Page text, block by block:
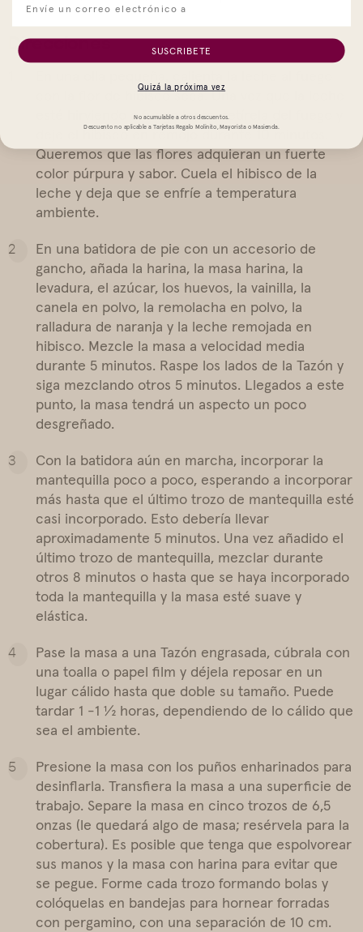
Direcciones
con la flor de hibisco seca. Una vez que la leche
esté hirviendo a fuego lento, retírela del fuego y
deje el hibisco en remojo durante 10 minutos.
Queremos que las flores adquieran un fuerte
color púrpura y sabor. Cuela el hibisco de la
leche y deja que se enfríe a temperatura
ambiente.
En una batidora de pie con un accesorio de
gancho, añada la harina, la masa harina, la
levadura, el azúcar, los huevos, la vainilla, la
canela en polvo, la remolacha en polvo, la
ralladura de naranja y la leche remojada en
hibisco. Mezcle la masa a velocidad media
durante 5 minutos. Raspe los lados de la Tazón y
siga mezclando otros 5 minutos. Llegados a este
punto, la masa tendrá un aspecto un poco
desgreñado.
Con la batidora aún en marcha, incorporar la
mantequilla poco a poco, esperando a incorporar
más hasta que el último trozo de mantequilla esté
casi incorporado. Esto debería llevar
aproximadamente 5 minutos. Una vez añadido el
último trozo de mantequilla, mezclar durante
otros 8 minutos o hasta que se haya incorporado
toda la mantequilla y la masa esté suave y
elástica.
Pase la masa a una Tazón engrasada, cúbrala con
una toalla o papel film y déjela reposar en un
lugar cálido hasta que doble su tamaño. Puede
tardar 1 -1 ½ horas, dependiendo de lo cálido que
sea el ambiente.
Presione la masa con los puños enharinados para
desinflarla. Transfiera la masa a una superficie de
trabajo. Separe la masa en cinco trozos de 6,5
onzas (le quedará algo de masa; resérvela para la
cobertura). Es posible que tenga que espolvorear
sus manos y la masa con harina para evitar que
se pegue. Forme cada trozo formando bolas y
colóquelas en bandejas para hornear forradas
con pergamino, con una separación de 10 cm.
SUSCRIBETE
Quizá la próxima vez
No acumulable a otros descuentos.
Descuento no aplicable a Tarjetas Regalo Molinito, Mayorista o Masienda.